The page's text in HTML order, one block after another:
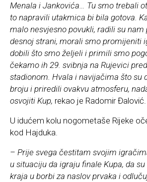
Menala i Jankovića… Tu smo trebali
to napravili utakmica bi bila gotova.
malo nesvjesno povukli, radili su
desnoj strani, morali smo promijeniti
dobili što smo željeli i primili smo
čekamo ih 29. svibnja na Rujevici
stadionom. Hvala i navijačima što su
broju i priredili ovakvu atmosferu,
osvojiti Kup, rekao je Radomir Đalović.
U idućem kolu nogometaše Rijeke
kod Hajduka.
– Prije svega čestitam svojim
u situaciju da igraju finale Kupa, da
kraja u borbi za naslov prvaka i